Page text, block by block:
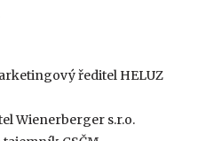
ředitel HELUZ
Wienerberger s.r.o.